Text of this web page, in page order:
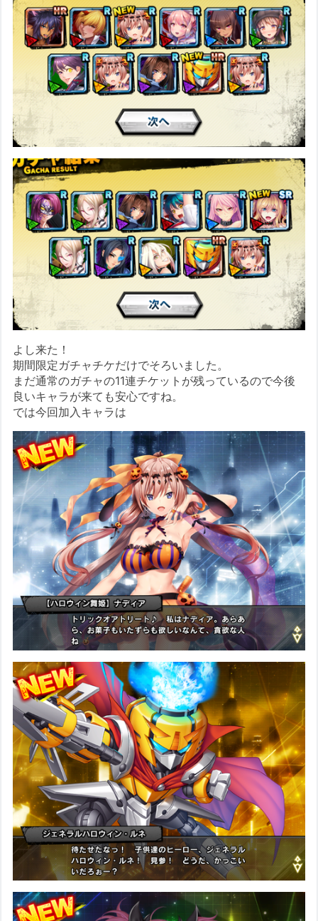
よし来た！
期間限定ガチャチケだけでそろいました。
まだ通常のガチャの11連チケットが残っているので今後
良いキャラが来ても安心ですね。
では今回加入キャラは